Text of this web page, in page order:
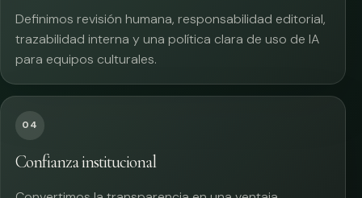
Definimos revisión humana, responsabilidad editorial,
trazabilidad interna y una política clara de uso de IA
para equipos culturales.
04
Confianza institucional